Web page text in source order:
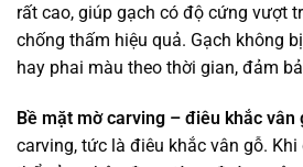
rất cao, giúp gạch có độ cứng vượt
chống thấm hiệu quả. Gạch không
hay phai màu theo thời gian, đảm
Bề mặt mờ carving – điêu khắc vân
carving, tức là điêu khắc vân gỗ.